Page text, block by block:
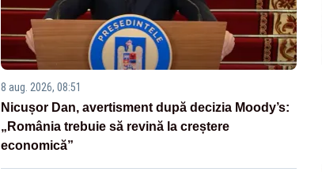
8 aug. 2026, 08:51
Nicușor Dan, avertisment după decizia Moody’s:
„România trebuie să revină la creștere
economică”